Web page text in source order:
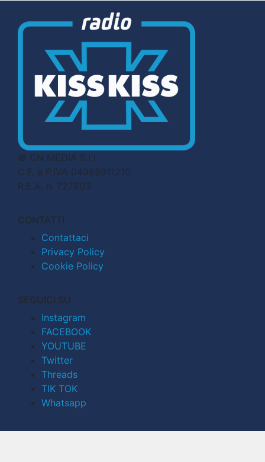
© CN MEDIA S.r.l.
C.F. e P.IVA 04998911210
R.E.A. n. 727803
CONTATTI
Contattaci
Privacy Policy
Cookie Policy
SEGUICI SU
Instagram
FACEBOOK
YOUTUBE
Twitter
Threads
TIK TOK
Whatsapp